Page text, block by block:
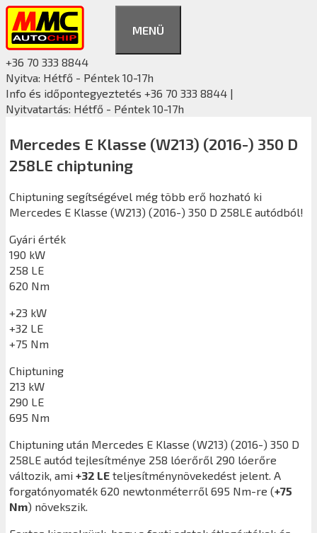
Kilépés
tartalomba
MENÜ
+36 70 333 8844
Nyitva: Hétfő - Péntek 10-17h
Info és időpontegyeztetés +36 70 333 8844 |
Nyitvatartás: Hétfő - Péntek 10-17h
Mercedes E Klasse (W213) (2016-) 350 D
258LE chiptuning
Chiptuning segítségével még több erő hozható ki
Mercedes E Klasse (W213) (2016-) 350 D 258LE autódból!
Gyári érték
190 kW
258 LE
620 Nm
+23 kW
+32 LE
+75 Nm
Chiptuning
213 kW
290 LE
695 Nm
Chiptuning után Mercedes E Klasse (W213) (2016-) 350 D
258LE autód tejlesítménye 258 lóerőről 290 lóerőre
változik, ami +32 LE teljesítménynövekedést jelent. A
forgatónyomaték 620 newtonméterről 695 Nm-re (+75
Nm) növekszik.